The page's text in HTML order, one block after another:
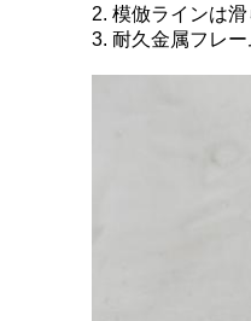
2. 模倣ラインは
3. 耐久金属フレー